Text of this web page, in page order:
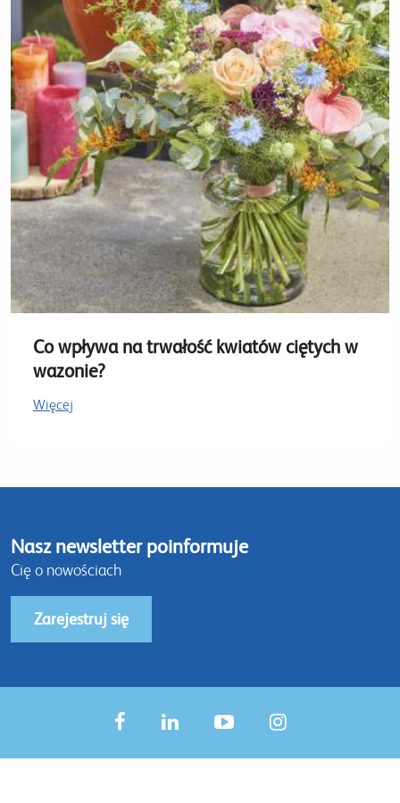
Co wpływa na trwałość kwiatów ciętych w
wazonie?
Więcej
Nasz newsletter poinformuje
Cię o nowościach
Zarejestruj się